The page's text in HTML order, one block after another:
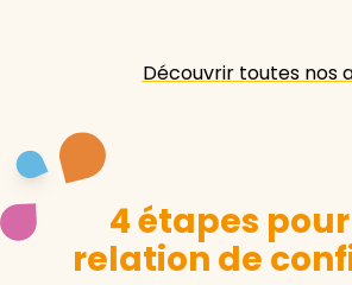
Découvrir toutes nos
4 étapes
relation de